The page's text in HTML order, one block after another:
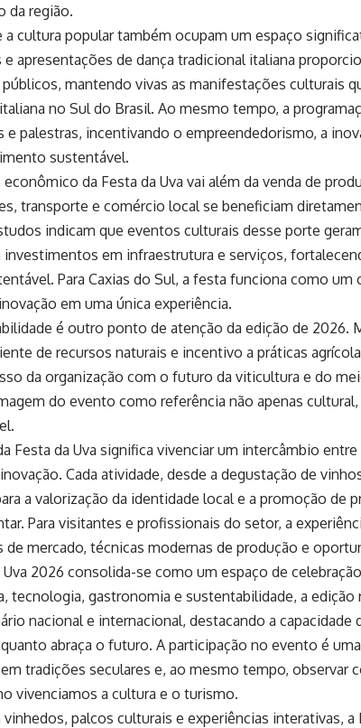
da região.
a cultura popular também ocupam um espaço
e apresentações de dança tradicional italiana
mantendo vivas as manifestações culturais
no Sul do Brasil. Ao mesmo tempo, a
e palestras, incentivando o empreendedorismo, a
sustentável.
da Festa da Uva vai além da venda de
transporte e comércio local se beneficiam
indicam que eventos culturais desse porte
em infraestrutura e serviços,
Para Caxias do Sul, a festa funciona como um
em uma única experiência.
é outro ponto de atenção da edição de 2026.
de recursos naturais e incentivo a práticas
da organização com o futuro da viticultura e do
do evento como referência não apenas
Festa da Uva significa vivenciar um intercâmbio
Cada atividade, desde a degustação de
a valorização da identidade local e a promoção de
Para visitantes e profissionais do setor, a
de mercado, técnicas modernas de produção e
Uva 2026 consolida-se como um espaço de
tecnologia, gastronomia e sustentabilidade, a edição
nacional e internacional, destacando a capacidade
abraça o futuro. A participação no evento é
tradições seculares e, ao mesmo tempo, observar
vivenciamos a cultura e o turismo.
vinhedos, palcos culturais e experiências interativas, a